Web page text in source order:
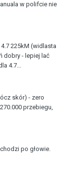
w polifcie nie
225kM (widlasta
dobry - lepiej lać
4.7...
skór) - zero
przebiegu,
po głowie.